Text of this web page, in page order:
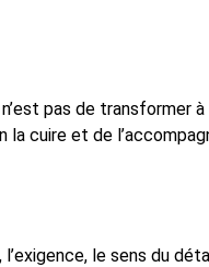
pas de transformer
cuire et de
le sens du